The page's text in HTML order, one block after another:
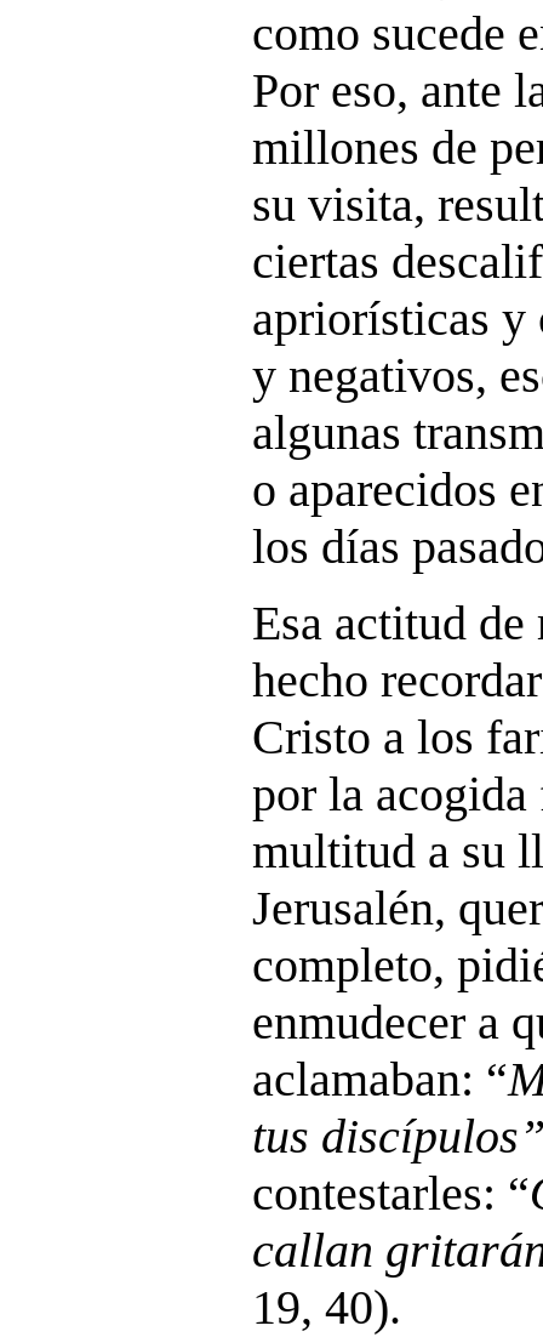
como sucede
Por eso, ante
millones de
su visita,
ciertas
apriorísticas y
y negativos,
algunas
o aparecidos
los días
Esa actitud de
hecho
Cristo a los
por la
multitud a su
Jerusalén,
completo,
enmudecer a
aclamaban: “
tus
contestarles: “
callan
19, 40).